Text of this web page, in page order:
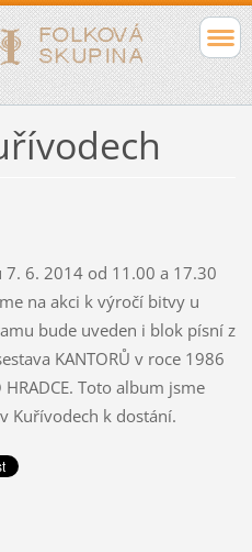
7. 6. 2014 od 11.00 a 17.30
na akci k výročí bitvy u
bude uveden i blok písní z
KANTORŮ v roce 1986
HRADCE. Toto album jsme
Kuřívodech k dostání.